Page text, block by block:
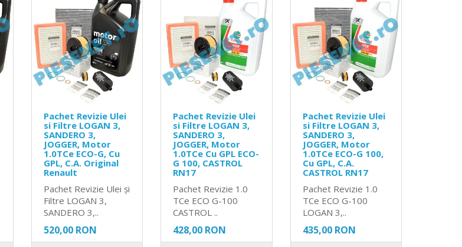
Pachet Revizie Ulei
si Filtre LOGAN 3,
SANDERO 3,
JOGGER, Motor
1.0TCe ECO-G, Cu
GPL, C.A. Original
Renault
Pachet Revizie Ulei și
Filtre LOGAN 3,
SANDERO 3,..
520,00 RON
Pachet Revizie Ulei
si Filtre LOGAN 3,
SANDERO 3,
JOGGER, Motor
1.0TCe Cu GPL ECO-
G 100, CASTROL
RN17
Pachet Revizie 1.0
TCe ECO G-100
CASTROL ..
428,00 RON
Pachet Revizie Ulei
si Filtre LOGAN 3,
SANDERO 3,
JOGGER, Motor
1.0TCe ECO-G 100,
Cu GPL, C.A.
CASTROL RN17
Pachet Revizie 1.0
TCe ECO G-100
LOGAN 3,..
435,00 RON